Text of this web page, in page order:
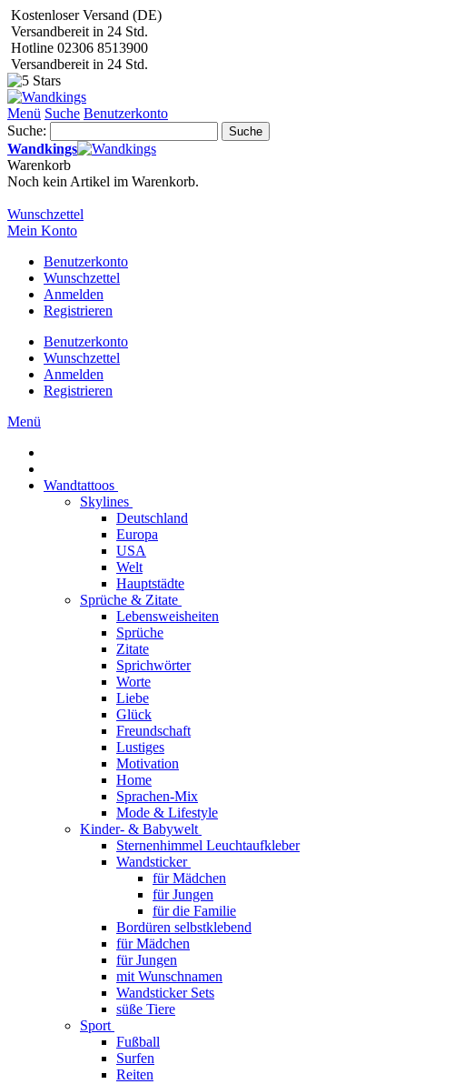
Kostenloser Versand (DE)
Versandbereit in 24 Std.
Hotline 02306 8513900
Versandbereit in 24 Std.
Menü Suche Benutzerkonto
Suche:
Suche
Wandkings
Warenkorb
Noch kein Artikel im Warenkorb.
Wunschzettel
Mein Konto
Benutzerkonto
Wunschzettel
Anmelden
Registrieren
Benutzerkonto
Wunschzettel
Anmelden
Registrieren
Menü
Wandtattoos
Skylines
Deutschland
Europa
USA
Welt
Hauptstädte
Sprüche & Zitate
Lebensweisheiten
Sprüche
Zitate
Sprichwörter
Worte
Liebe
Glück
Freundschaft
Lustiges
Motivation
Home
Sprachen-Mix
Mode & Lifestyle
Kinder- & Babywelt
Sternenhimmel Leuchtaufkleber
Wandsticker
für Mädchen
für Jungen
für die Familie
Bordüren selbstklebend
für Mädchen
für Jungen
mit Wunschnamen
Wandsticker Sets
süße Tiere
Sport
Fußball
Surfen
Reiten